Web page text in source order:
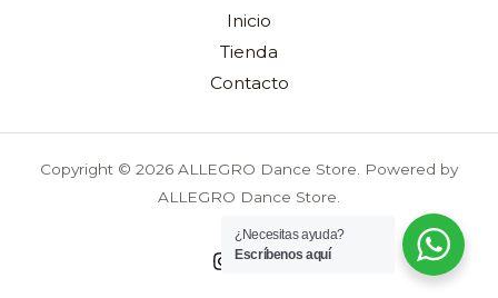
Inicio
Tienda
Contacto
Copyright © 2026 ALLEGRO Dance Store. Powered by
ALLEGRO Dance Store.
¿Necesitas ayuda?
Escríbenos aquí